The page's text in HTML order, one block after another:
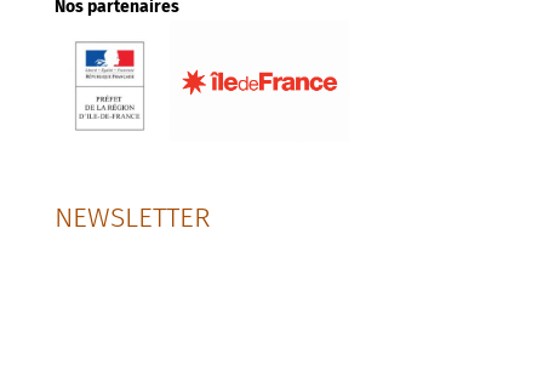
Nos partenaires
NEWSLETTER